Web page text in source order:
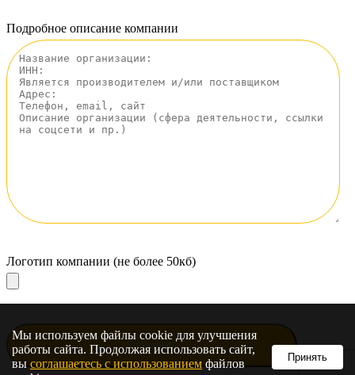
Мы используем файлы cookie для улучшения
работы сайта. Продолжая использовать сайт,
вы соглашаетесь с использованием файлов
Принять
Подробное описание компании
Логотип компании (не более 50кб)